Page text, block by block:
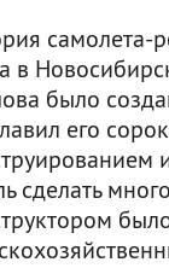
самолета-
в
было
его
сделать